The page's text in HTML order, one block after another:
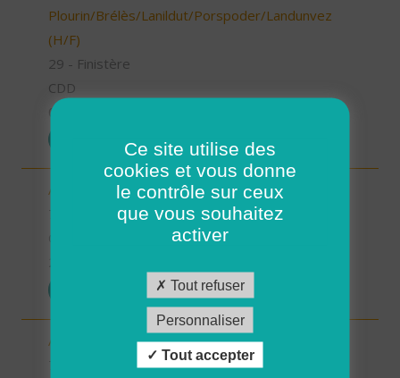
Plourin/Brélès/Lanildut/Porspoder/Landunvez
(H/F)
29 - Finistère
CDD
05/03/2026
Auxiliaire de vie sociale - Les Bauges (73) (H/F)
Aide à domicile - Les Bauges (73) (H/F)
Ce site utilise des
cookies et vous donne
le contrôle sur ceux
que vous souhaitez
activer
Tout refuser
Personnaliser
Tout accepter